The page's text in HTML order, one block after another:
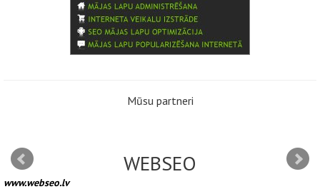
Mūsu partneri
WEBSEO
www.webseo.lv